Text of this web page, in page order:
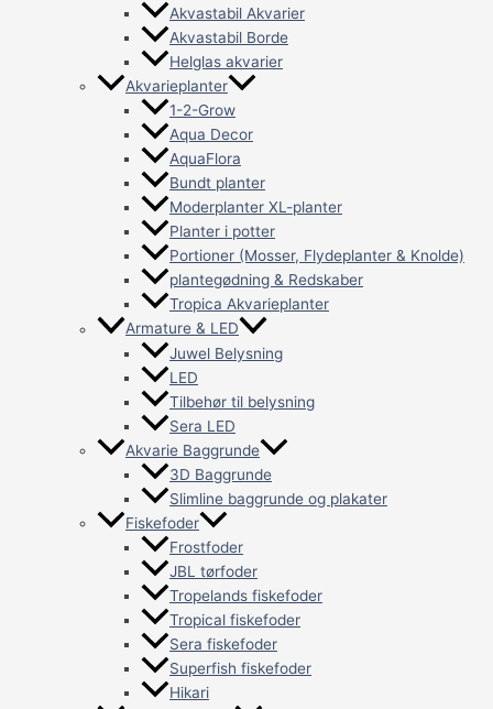
Akvastabil Akvarier
Akvastabil Borde
Helglas akvarier
Akvarieplanter
1-2-Grow
Aqua Decor
AquaFlora
Bundt planter
Moderplanter XL-planter
Planter i potter
Portioner (Mosser, Flydeplanter & Knolde)
plantegødning & Redskaber
Tropica Akvarieplanter
Armature & LED
Juwel Belysning
LED
Tilbehør til belysning
Sera LED
Akvarie Baggrunde
3D Baggrunde
Slimline baggrunde og plakater
Fiskefoder
Frostfoder
JBL tørfoder
Tropelands fiskefoder
Tropical fiskefoder
Sera fiskefoder
Superfish fiskefoder
Hikari